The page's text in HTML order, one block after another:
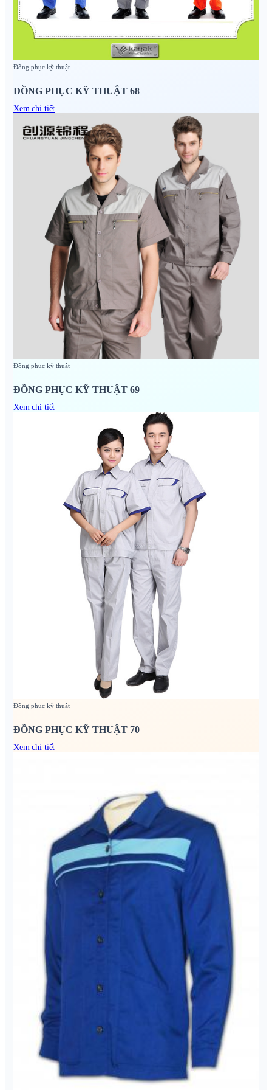
Đồng phục kỹ thuật
ĐỒNG PHỤC KỸ THUẬT 68
Xem chi tiết
Đồng phục kỹ thuật
ĐỒNG PHỤC KỸ THUẬT 69
Xem chi tiết
Đồng phục kỹ thuật
ĐỒNG PHỤC KỸ THUẬT 70
Xem chi tiết